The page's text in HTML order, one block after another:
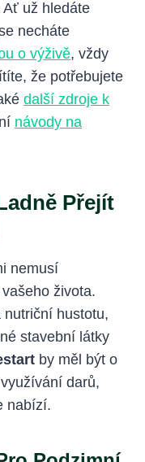
už hledáte
necháte
o výživě, vždy
že potřebujete
další zdroje k
návody na
Přejít
nemusí
života.
hustotu,
stavební látky
by měl být o
darů,
nabízí.